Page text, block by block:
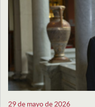
29 de mayo de 2026